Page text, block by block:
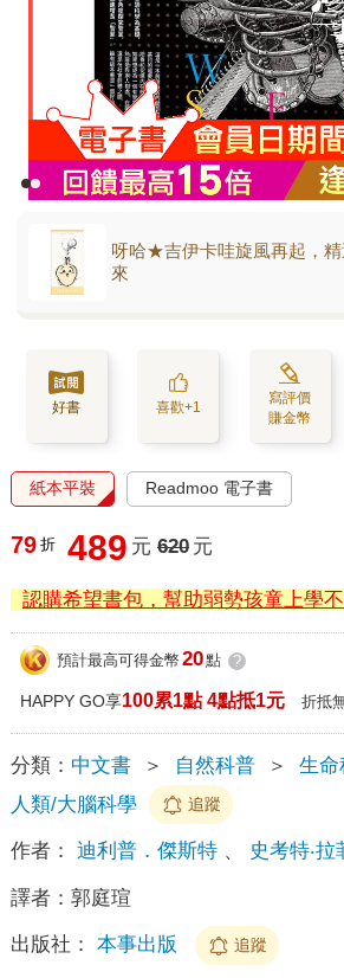
呀哈★吉伊卡哇旋風再起，精
來
好書 喜歡+1
寫評價
賺金幣
紙本平裝 Readmoo 電子書
79 折 489 元 620 元
認購希望書包，幫助弱勢孩童上學不
預計最高可得金幣 20點 ?
HAPPY GO享100累1點 4點抵1元 折抵
分類： 中文書 ＞ 自然科普 ＞ 生命
人類/大腦科學
追蹤
作者： 迪利普．傑斯特、 史考特‧拉
譯者： 郭庭瑄
出版社： 本事出版 追蹤